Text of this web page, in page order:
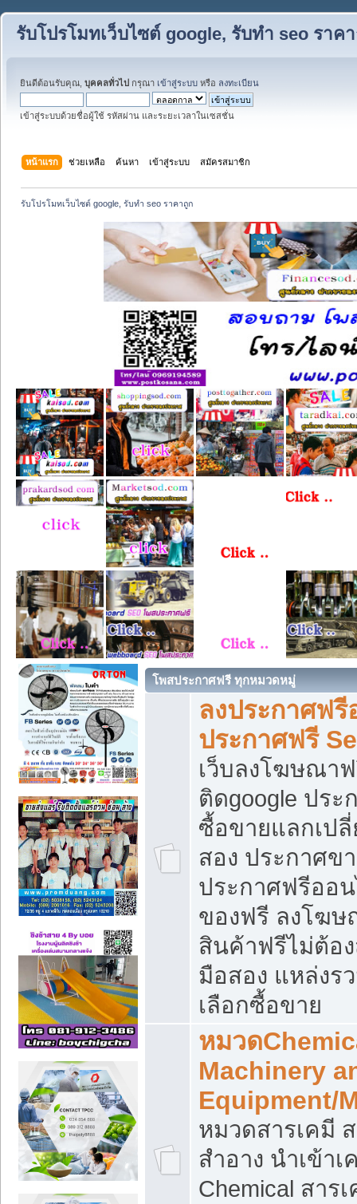
รับโปรโมทเว็บไซต์ google, รับทำ seo ราค
ยินดีต้อนรับคุณ, บุคคลทั่วไป กรุณา เข้าสู่ระบบ หรือ ลงทะเบียน
เข้าสู่ระบบด้วยชื่อผู้ใช้ รหัสผ่าน และระยะเวลาในเซสชั่น
หน้าแรก ช่วยเหลือ ค้นหา เข้าสู่ระบบ สมัครสมาชิก
รับโปรโมทเว็บไซต์ google, รับทำ seo ราคาถูก
โพสประกาศฟรี ทุกหมวดหมู่
ลงประกาศฟ
ประกาศฟรี
เว็บลงโฆษณา
ติดgoogle ปร
ซื้อขายแลกเป
สอง ประกาศข
ประกาศฟรีออ
ของฟรี ลงโฆ
สินค้าฟรีไม่ต้อ
มือสอง แหล่งร
เลือกซื้อขาย
หมวด
Machinery
Equipment/
หมวดสารเคมี
สำอาง นำเข้
Chemical สาร